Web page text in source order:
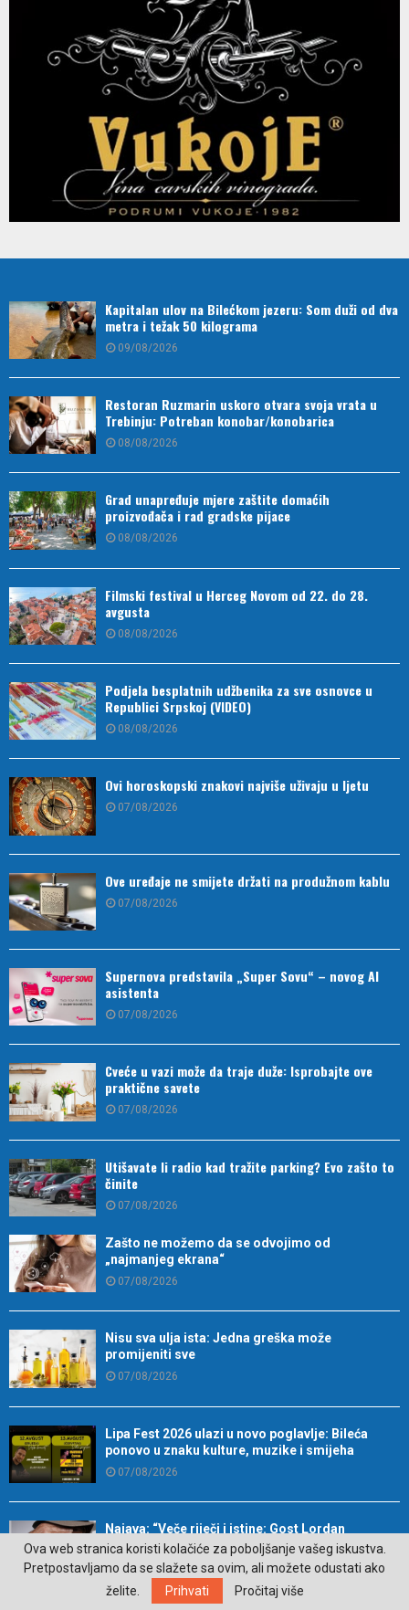
Kapitalan ulov na Bilećkom jezeru: Som duži od dva
metra i težak 50 kilograma
09/08/2026
Restoran Ruzmarin uskoro otvara svoja vrata u
Trebinju: Potreban konobar/konobarica
08/08/2026
Grad unapređuje mjere zaštite domaćih
proizvođača i rad gradske pijace
08/08/2026
Filmski festival u Herceg Novom od 22. do 28.
avgusta
08/08/2026
Podjela besplatnih udžbenika za sve osnovce u
Republici Srpskoj (VIDEO)
08/08/2026
Ovi horoskopski znakovi najviše uživaju u ljetu
07/08/2026
Ove uređaje ne smijete držati na produžnom kablu
07/08/2026
Supernova predstavila „Super Sovu“ – novog AI
asistenta
07/08/2026
Cveće u vazi može da traje duže: Isprobajte ove
praktične savete
07/08/2026
Utišavate li radio kad tražite parking? Evo zašto to
činite
07/08/2026
Zašto ne možemo da se odvojimo od
„najmanjeg ekrana“
07/08/2026
Nisu sva ulja ista: Jedna greška može
promijeniti sve
07/08/2026
Lipa Fest 2026 ulazi u novo poglavlje: Bileća
ponovo u znaku kulture, muzike i smijeha
07/08/2026
Najava: “Veče riječi i istine: Gost Lordan
Zafranović”
07/08/2026
Ova web stranica koristi kolačiće za poboljšanje vašeg iskustva.
Pretpostavljamo da se slažete sa ovim, ali možete odustati ako
želite.
Prihvati Pročitaj više